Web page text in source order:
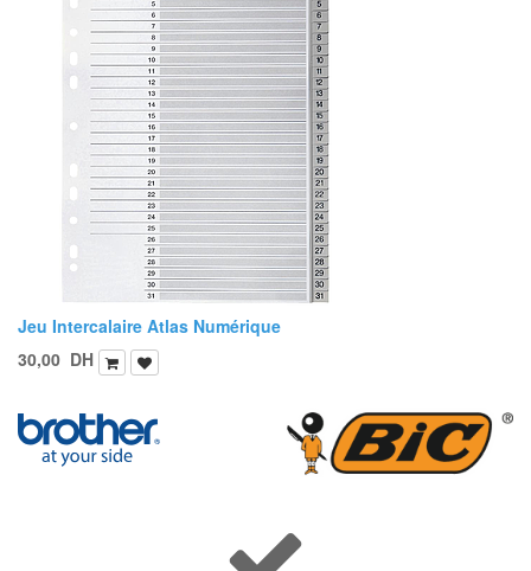
Jeu Intercalaire Atlas Numérique
30,00 DH